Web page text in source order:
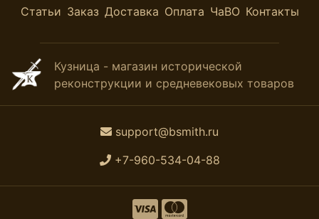
Статьи Заказ Доставка Оплата ЧаВО Контакты
Кузница - магазин исторической
реконструкции и средневековых товаров
support@bsmith.ru
+7-960-534-04-88